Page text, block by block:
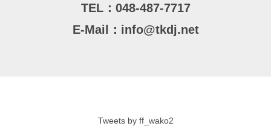
TEL： 048-487-7717
E-Mail： info@tkdj.net
Tweets by ff_wako2